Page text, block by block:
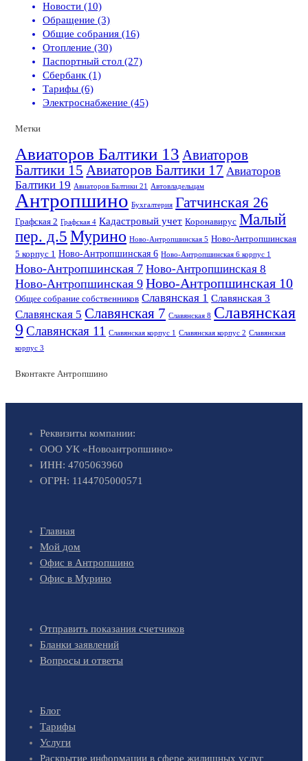
Новости (10)
Обращение (3)
Общие собрания (16)
Отопление (30)
Паспортный стол (27)
Сбербанк (1)
Тарифы (6)
Электроснабжение (45)
Метки
Авиаторов Балтики 13 Авиаторов
Балтики 15 Авиаторов Балтики 17 Авиаторов
Балтики 19 Авиаторов Балтики 21 Автовладельцам
Антропшино Бухгалтерия Гатчинская 26
Графская 2 Графская 4 Кадастровый учет Коронавирус Малый
пер. д.5Мурино Ново-Антропшинская 5 Ново-Антропшинская
5 корпус 1 Ново-Антропшинская 6 Ново-Антропшинская 6 корпус 1
Ново-Антропшинская 7 Ново-Антропшинская 8
Ново-Антропшинская 9 Ново-Антропшинская 10
Общее собрание собственников Славянская 1 Славянская 3
Славянская 5 Славянская 7 Славянская 8 Славянская
9 Славянская 11 Славянская корпус 1 Славянская корпус 2 Славянская
корпус 3
Вконтакте Антропшино
Реквизиты компании:
ООО УК «Новоантропшино»
ИНН: 4705063960
ОГРН: 1144705000571
Главная
Мой дом
Офис в Антропшино
Офис в Мурино
Отправить показания счетчиков
Бланки заявлений
Вопросы и ответы
Блог
Тарифы
Услуги
Раскрытие информации в сфере жилищных услуг